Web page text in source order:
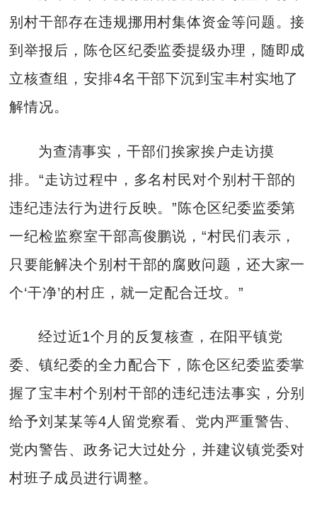
别村干部存在违规挪用村集体资金等问题。接
到举报后，陈仓区纪委监委提级办理，随即成
立核查组，安排4名干部下沉到宝丰村实地了
解情况。
为查清事实，干部们挨家挨户走访摸
排。“走访过程中，多名村民对个别村干部的
违纪违法行为进行反映。”陈仓区纪委监委第
一纪检监察室干部高俊鹏说，“村民们表示，
只要能解决个别村干部的腐败问题，还大家一
个‘干净’的村庄，就一定配合迁坟。”
经过近1个月的反复核查，在阳平镇党
委、镇纪委的全力配合下，陈仓区纪委监委掌
握了宝丰村个别村干部的违纪违法事实，分别
给予刘某某等4人留党察看、党内严重警告、
党内警告、政务记大过处分，并建议镇党委对
村班子成员进行调整。